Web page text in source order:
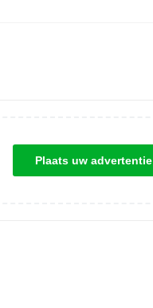
Plaats uw advertentie